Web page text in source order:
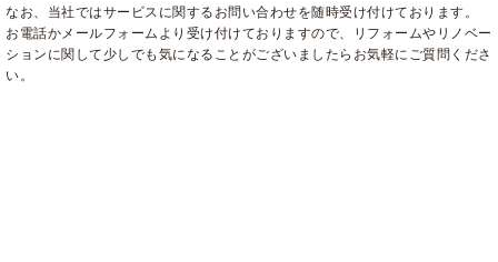
なお、当社ではサービスに関するお問い合わせを随時受け付けております。
お電話かメールフォームより受け付けておりますので、リフォームやリノベー
ションに関して少しでも気になることがございましたらお気軽にご質問くださ
い。